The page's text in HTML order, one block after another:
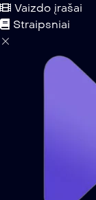
Vaizdo įrašai
Straipsniai